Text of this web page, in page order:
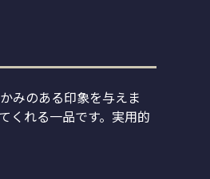
みのある印象を与えま
くれる一品です。実用的